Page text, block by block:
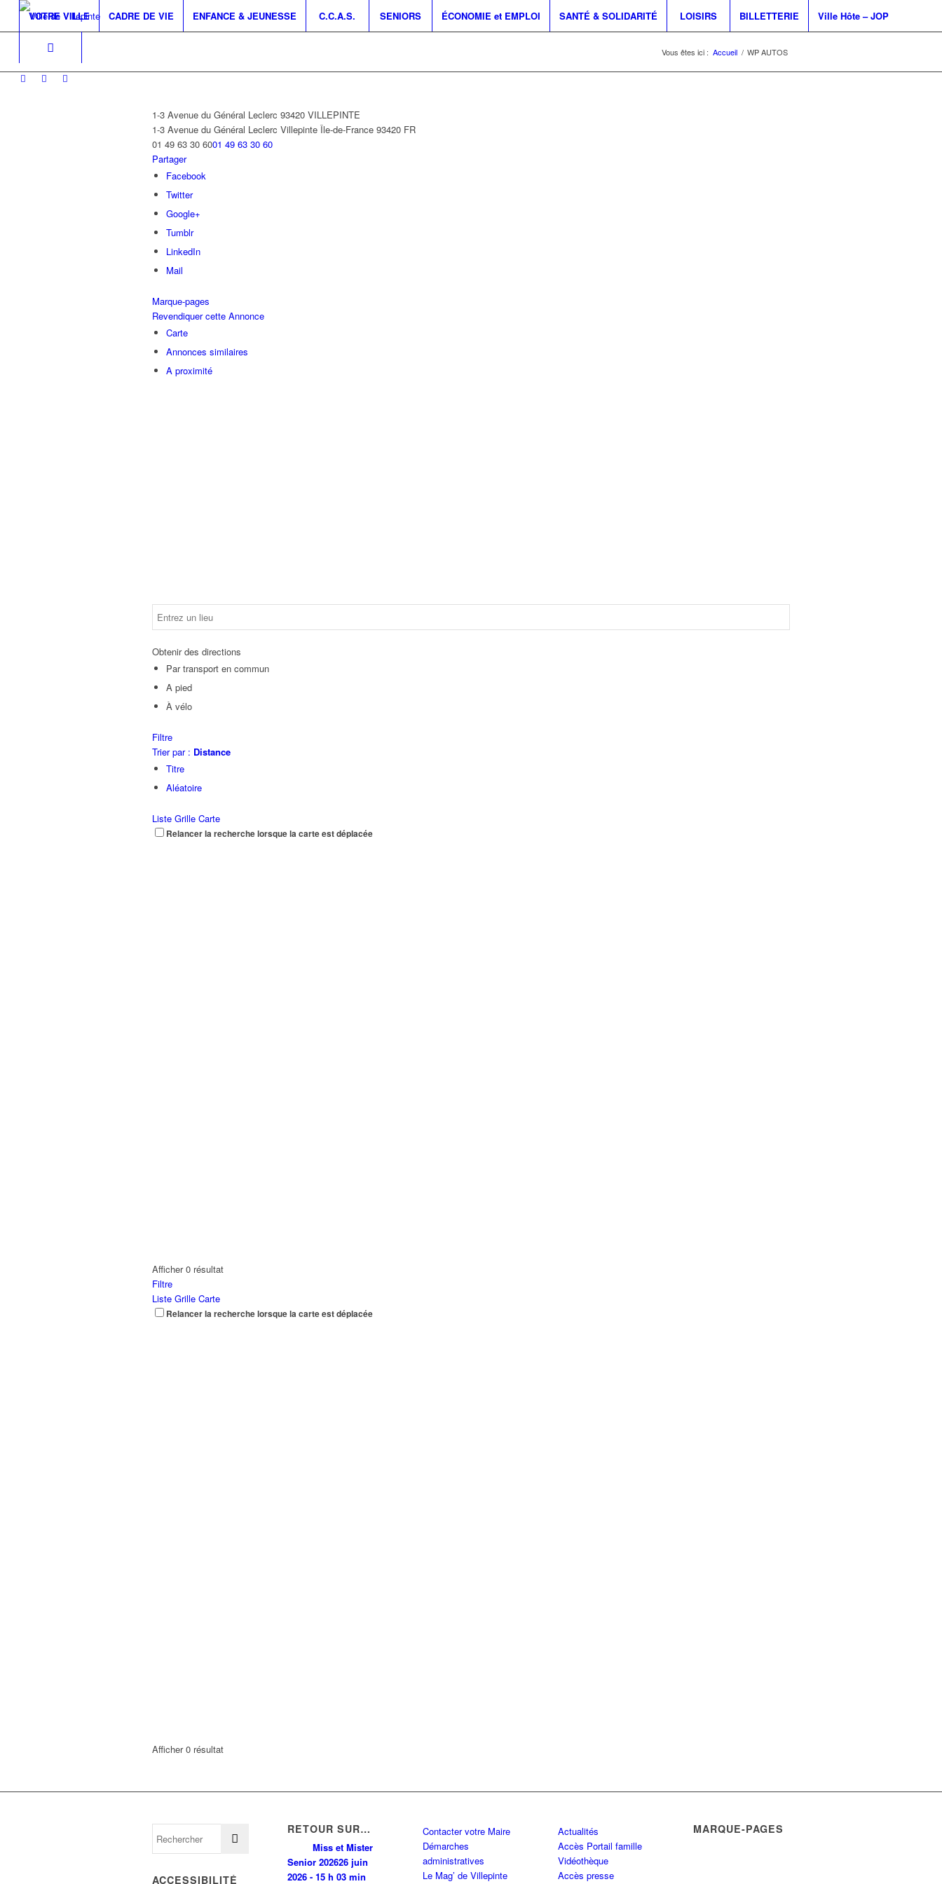
VOTRE VILLE CADRE DE VIE ENFANCE & JEUNESSE C.C.A.S. SENIORS ÉCONOMIE et EMPLOI SANTÉ & SOLIDARITÉ LOISIRS BILLETTERIE Ville Hôte – JOP
Vous êtes ici : Accueil / WP AUTOS
1-3 Avenue du Général Leclerc 93420 VILLEPINTE
1-3 Avenue du Général Leclerc Villepinte Île-de-France 93420 FR
01 49 63 30 6001 49 63 30 60
Partager
Facebook
Twitter
Google+
Tumblr
LinkedIn
Mail
Marque-pages
Revendiquer cette Annonce
Carte
Annonces similaires
A proximité
Obtenir des directions
Par transport en commun
A pied
À vélo
Filtre
Trier par : Distance
Titre
Aléatoire
Liste Grille Carte
Relancer la recherche lorsque la carte est déplacée
Afficher 0 résultat
Filtre
Liste Grille Carte
Relancer la recherche lorsque la carte est déplacée
Afficher 0 résultat
ACCESSIBILITÉ
RETOUR SUR…
Miss et Mister
Senior 202626 juin
2026 - 15 h 03 min
Contacter votre Maire
Démarches
administratives
Le Mag’ de Villepinte
Actualités
Accès Portail famille
Vidéothèque
Accès presse
MARQUE-PAGES